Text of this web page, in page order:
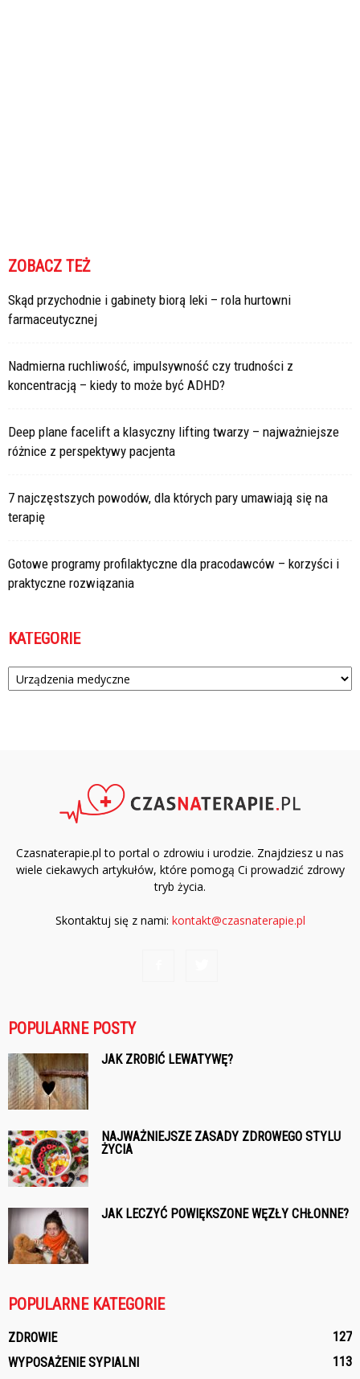
ZOBACZ TEŻ
Skąd przychodnie i gabinety biorą leki – rola hurtowni
farmaceutycznej
Nadmierna ruchliwość, impulsywność czy trudności z
koncentracją – kiedy to może być ADHD?
Deep plane facelift a klasyczny lifting twarzy – najważniejsze
różnice z perspektywy pacjenta
7 najczęstszych powodów, dla których pary umawiają się na
terapię
Gotowe programy profilaktyczne dla pracodawców – korzyści i
praktyczne rozwiązania
KATEGORIE
Kategorie
Czasnaterapie.pl to portal o zdrowiu i urodzie. Znajdziesz u nas
wiele ciekawych artykułów, które pomogą Ci prowadzić zdrowy
tryb życia.
Skontaktuj się z nami: kontakt@czasnaterapie.pl
POPULARNE POSTY
JAK ZROBIĆ LEWATYWĘ?
NAJWAŻNIEJSZE ZASADY ZDROWEGO STYLU
ŻYCIA
JAK LECZYĆ POWIĘKSZONE WĘZŁY CHŁONNE?
POPULARNE KATEGORIE
ZDROWIE
127
WYPOSAŻENIE SYPIALNI
113